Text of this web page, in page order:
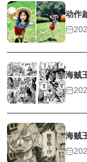
动作
海贼
海贼